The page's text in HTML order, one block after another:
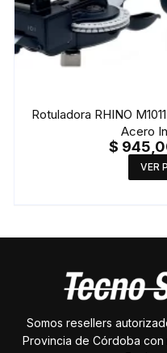
Rotuladora RHINO
Acero
$
VER
Somos resellers
Provincia de Córdoba